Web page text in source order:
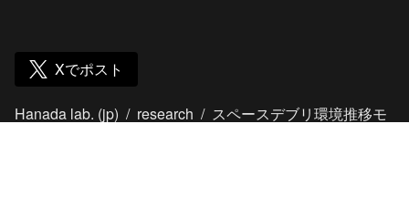
Xでポスト
Hanada lab. (jp) / research / スペースデブリ環境推移モ